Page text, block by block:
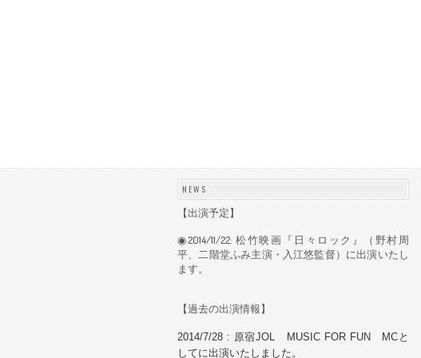
NEWS
【出演予定】
◉2014/11/22: 松竹映画『日々ロック』（野村周
平、二階堂ふみ主演・入江悠監督）に出演いたし
ます。
【過去の出演情報】
2014/7/28 : 原宿JOL MUSIC FOR FUN MCと
してに出演いたしました。